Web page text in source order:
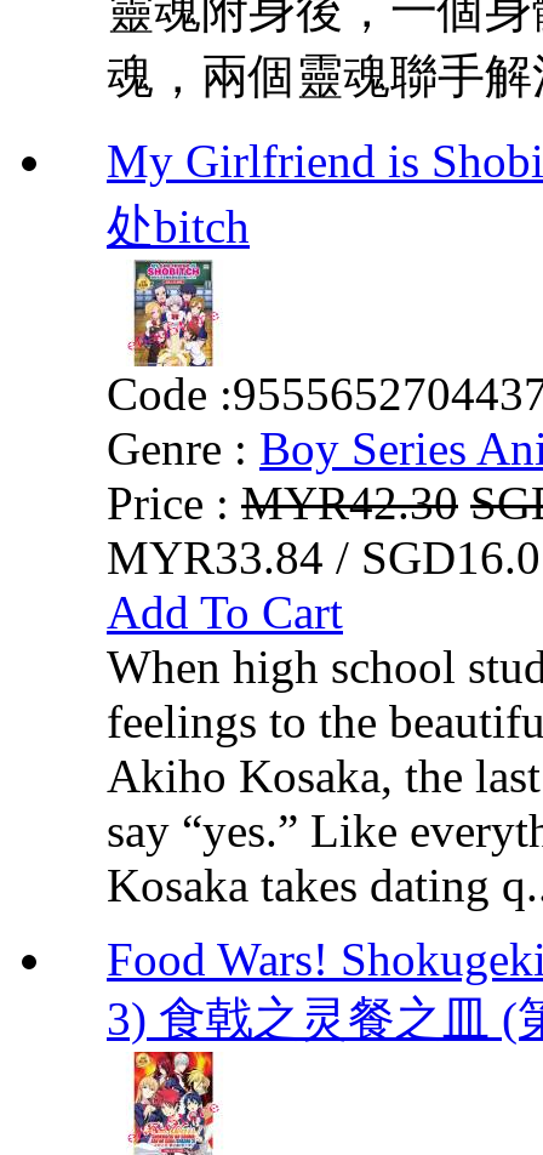
魂，兩個靈魂聯手
My Girlfriend is
处bitch
Code :
Genre : Boy Series
Price : MYR42.30
MYR33.84 /
Add To Cart
When high school
feelings to the
Akiho Kosaka, the
say “yes.” Like
Kosaka takes dating
Food Wars!
3) 食戟之灵餐之皿 (